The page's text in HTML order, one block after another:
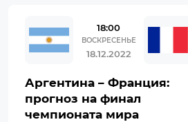
18:00
ВОСКРЕСЕНЬЕ
18.12.2022
Аргентина – Франция:
прогноз на финал
чемпионата мира